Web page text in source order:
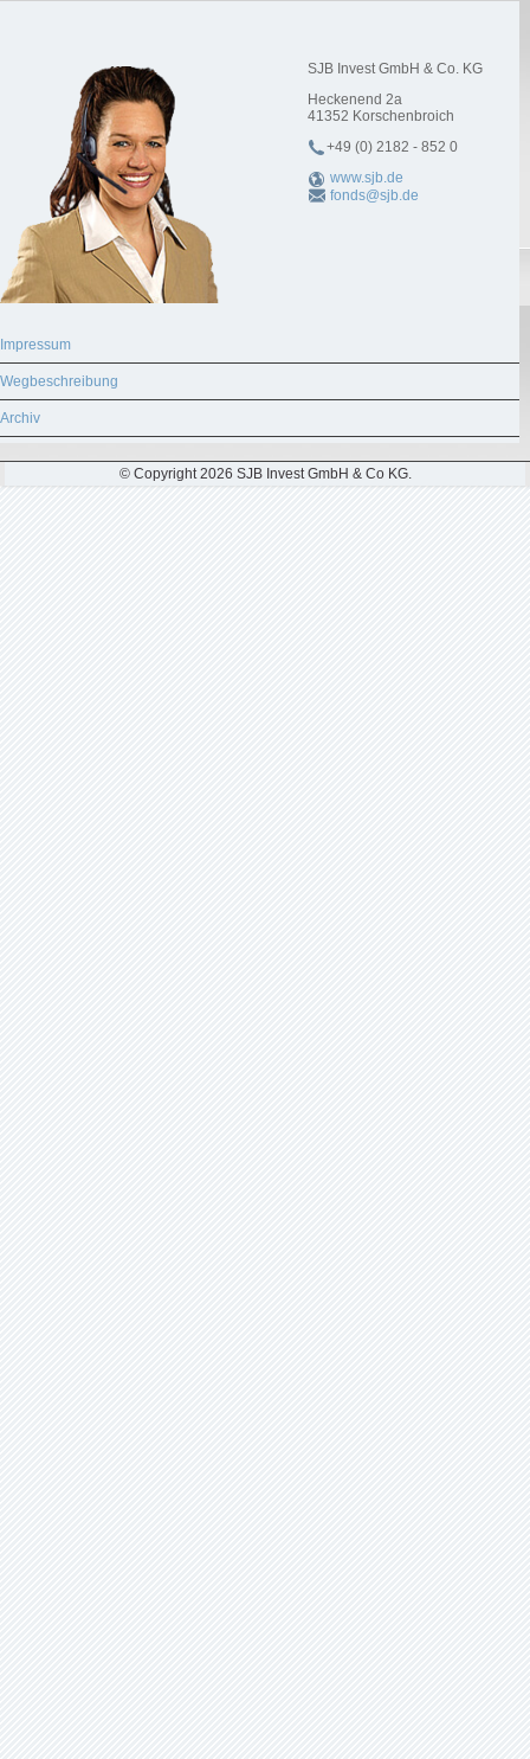
SJB Invest GmbH & Co. KG
Heckenend 2a
41352 Korschenbroich
+49 (0) 2182 - 852 0
www.sjb.de
fonds@sjb.de
Impressum
Wegbeschreibung
Archiv
© Copyright 2026 SJB Invest GmbH & Co KG.